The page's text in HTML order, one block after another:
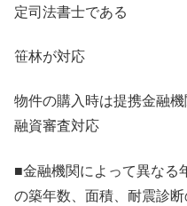
定司法書士である
笹林が対応
物件の購入時は提携金融
融資審査対応
■金融機関によって異なる
の築年数、面積、耐震診